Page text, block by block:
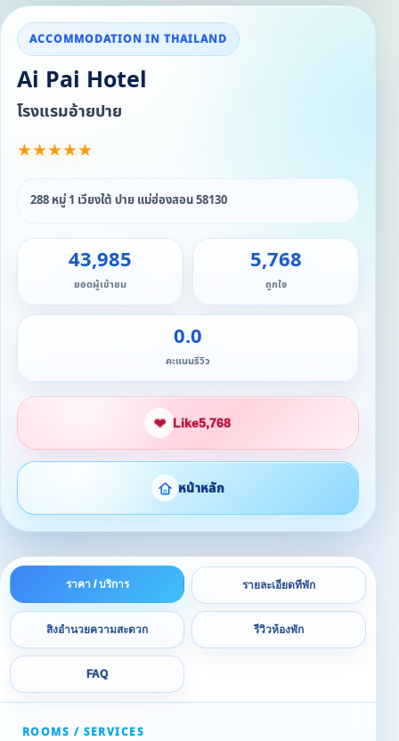
ACCOMMODATION IN THAILAND
Ai Pai Hotel
โรงแรมอ้ายปาย
★★★★★
288 หมู่ 1 เวียงใต้ ปาย แม่ฮ่องสอน 58130
43,985
ยอดผู้เข้าชม
5,768
ถูกใจ
0.0
คะแนนรีวิว
❤ Like5,768
หน้าหลัก
ราคา / บริการ รายละเอียดที่พัก
สิ่งอำนวยความสะดวก รีวิวห้องพัก
FAQ
ROOMS / SERVICES